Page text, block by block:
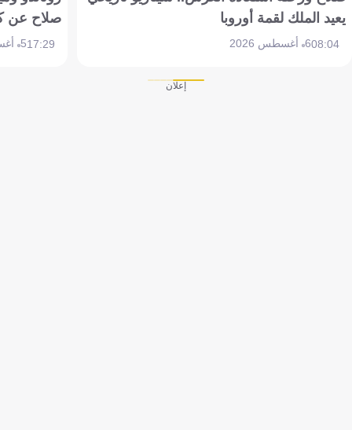
يعيد الملك لقمة أوروبا
08:046 أغسطس 2026
صلاح عن
17:295 أغسطس 2026
إعلان